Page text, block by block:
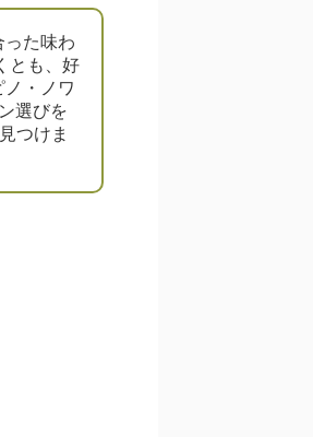
った味わ
とも、好
・ノワ
選びを
つけま